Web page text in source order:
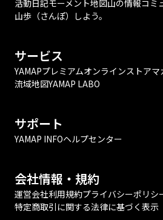
活動日記モーメント地図山の情報コミ
山歩（さんぽ）しよう。
サービス
YAMAPプレミアムオンラインストアマ
流域地図YAMAP LABO
サポート
YAMAP INFOヘルプセンター
会社情報・規約
運営会社利用規約プライバシーポリシ
特定商取引に関する法律に基づく表示